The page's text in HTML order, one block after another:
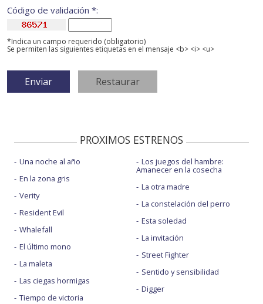
Código de validación *:
*Indica un campo requerido (obligatorio)
Se permiten las siguientes etiquetas en el mensaje <b> <i> <u>
PROXIMOS ESTRENOS
Una noche al año
En la zona gris
Verity
Resident Evil
Whalefall
El último mono
La maleta
Las ciegas hormigas
Tiempo de victoria
Los juegos del hambre:
Amanecer en la cosecha
La otra madre
La constelación del perro
Esta soledad
La invitación
Street Fighter
Sentido y sensibilidad
Digger